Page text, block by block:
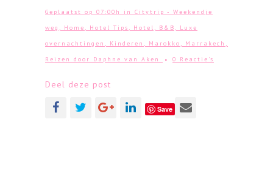
Geplaatst op 07:00h in Citytrip - Weekendje
weg , Home , Hotel Tips , Hotel, B&B, Luxe
overnachtingen , Kinderen , Marokko , Marrakech ,
Reizen
door Daphne van Aken 0 Reactie's
Deel deze post
Save